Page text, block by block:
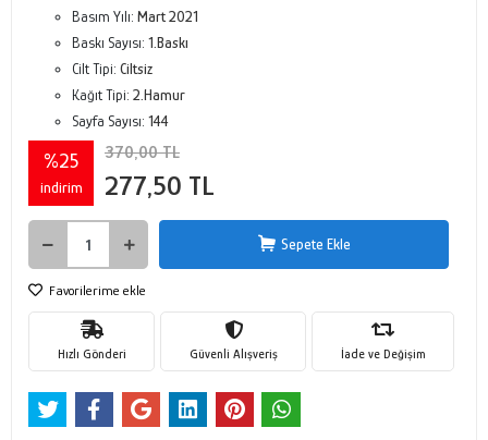
Basım Yılı: Mart 2021
Baskı Sayısı: 1.Baskı
Cilt Tipi: Ciltsiz
Kağıt Tipi: 2.Hamur
Sayfa Sayısı: 144
%25
indirim
370,00 TL
277,50 TL
Sepete Ekle
Favorilerime ekle
Hızlı Gönderi Güvenli Alışveriş İade ve Değişim